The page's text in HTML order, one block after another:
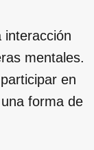
interacción
mentales.
en
forma de